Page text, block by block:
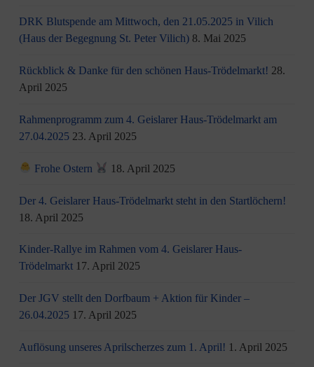
DRK Blutspende am Mittwoch, den 21.05.2025 in Vilich
(Haus der Begegnung St. Peter Vilich) 8. Mai 2025
Rückblick & Danke für den schönen Haus-Trödelmarkt! 28.
April 2025
Rahmenprogramm zum 4. Geislarer Haus-Trödelmarkt am
27.04.2025 23. April 2025
Frohe Ostern 18. April 2025
Der 4. Geislarer Haus-Trödelmarkt steht in den Startlöchern!
18. April 2025
Kinder-Rallye im Rahmen vom 4. Geislarer Haus-
Trödelmarkt 17. April 2025
Der JGV stellt den Dorfbaum + Aktion für Kinder –
26.04.2025 17. April 2025
Auflösung unseres Aprilscherzes zum 1. April! 1. April 2025